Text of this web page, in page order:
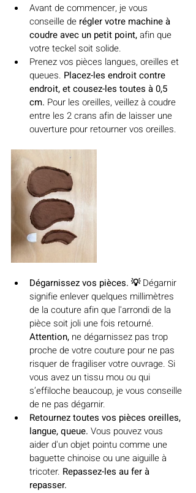
Avant de commencer, je vous
conseille de régler votre machine à
coudre avec un petit point, afin que
votre teckel soit solide.
Prenez vos pièces langues, oreilles et
queues. Placez-les endroit contre
endroit, et cousez-les toutes à 0,5
cm. Pour les oreilles, veillez à coudre
entre les 2 crans afin de laisser une
ouverture pour retourner vos oreilles.
Dégarnissez vos pièces. 💡 Dégarnir
signifie enlever quelques millimètres
de la couture afin que l'arrondi de la
pièce soit joli une fois retourné.
Attention, ne dégarnissez pas trop
proche de votre couture pour ne pas
risquer de fragiliser votre ouvrage. Si
vous avez un tissu mou ou qui
s’effiloche beaucoup, je vous conseille
de ne pas dégarnir.
Retournez toutes vos pièces oreilles,
langue, queue. Vous pouvez vous
aider d'un objet pointu comme une
baguette chinoise ou une aiguille à
tricoter. Repassez-les au fer à
repasser.